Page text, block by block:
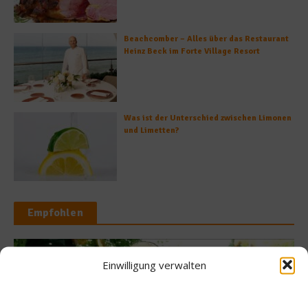
Einwilligung verwalten
Beachcomber – Alles über das Restaurant
Heinz Beck im Forte Village Resort
Was ist der Unterschied zwischen Limonen
und Limetten?
Empfohlen
Küchentipps